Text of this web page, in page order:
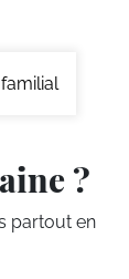
?
partout en